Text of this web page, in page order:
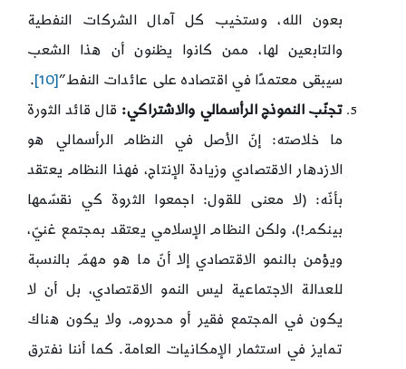
بعون الله، وستخيب كل آمال الشركات النفطية
والتابعين لها، ممن كانوا يظنون أن هذا الشعب
سيبقى معتمدًا في اقتصاده على عائدات النفط”[10]
.
تجنّب النموذج الرأسمالي والاشتراكي: قال قائد الثورة
ما خلاصته: إنّ الأصل في النظام الرأسمالي هو
الازدهار الاقتصادي وزيادة الإنتاج، فهذا النظام يعتقد
بأنّه: (لا معنى للقول: اجمعوا الثروة كي نقسّمها
بينكم!)، ولكن النظام الإسلامي يعتقد بمجتمع غنيّ،
ويؤمن بالنمو الاقتصادي إلا أنّ ما هو مهمّ بالنسبة
للعدالة الاجتماعية ليس النمو الاقتصادي، بل أن لا
يكون في المجتمع فقير أو محروم، ولا يكون هناك
تمايز في استثمار الإمكانيات العامة. كما أننا نفترق